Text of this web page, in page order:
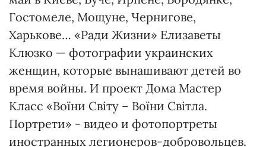
Гостомеле, Мощуне, Чернигове,
Харькове… «Ради Жизни» Елизаветы
Клюзко — фотографии украинских
женщин, которые вынашивают детей во
время войны. И проект Дома Мастер
Класс «Воїни Світу – Воїни Світла.
Портрети» - видео и фотопортреты
иностранных легионеров-добровольцев.